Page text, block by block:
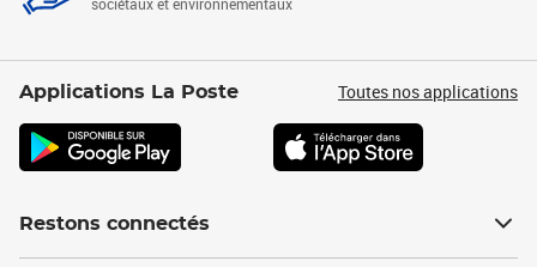
Applications La Poste Toutes nos applications
Restons connectés